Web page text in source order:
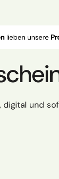
lieben unsere
digital und